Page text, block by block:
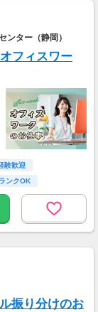
ンター（静岡）
フィスワー
験歓迎
ンクOK
振り分けのお